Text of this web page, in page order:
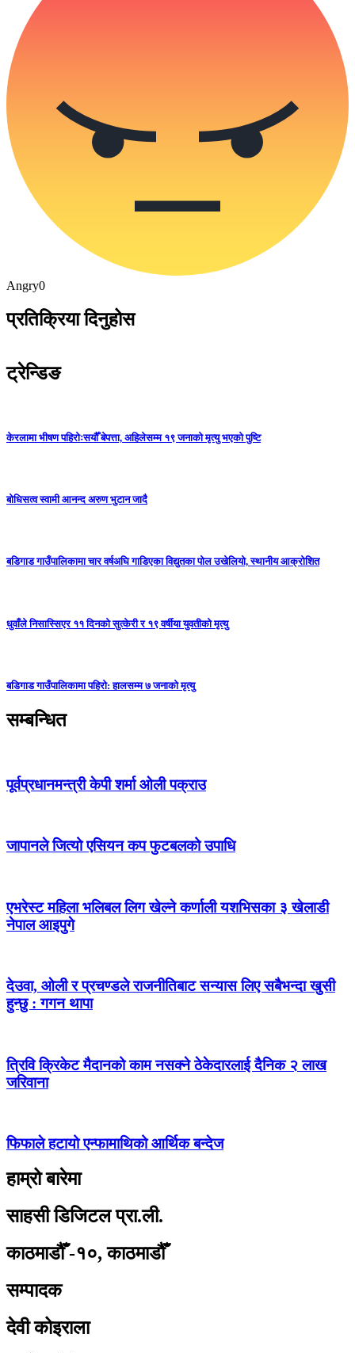
Angry0
प्रतिक्रिया दिनुहोस
ट्रेन्डिङ
केरलामा भीषण पहिरोःसयौँ बेपत्ता, अहिलेसम्म १९ जनाको मृत्यु भएको पुष्टि
बोधिसत्व स्वामी आनन्द अरुण भुटान जादै
बडिगाड गाउँपालिकामा चार वर्षअघि गाडिएका विद्युतका पोल उखेलियो, स्थानीय आक्रोशित
धुवाँले निसास्सिएर ११ दिनको सुत्केरी र १९ वर्षीया युवतीको मृत्यु
बडिगाड गाउँपालिकामा पहिरो: हालसम्म ७ जनाको मृत्यु
सम्बन्धित
पूर्वप्रधानमन्त्री केपी शर्मा ओली पक्राउ
जापानले जित्यो एसियन कप फुटबलको उपाधि
एभरेस्ट महिला भलिबल लिग खेल्ने कर्णाली यशभिसका ३ खेलाडी
नेपाल आइपुगे
देउवा, ओली र प्रचण्डले राजनीतिबाट सन्यास लिए सबैभन्दा खुसी
हुन्छु : गगन थापा
त्रिवि क्रिकेट मैदानको काम नसक्ने ठेकेदारलाई दैनिक २ लाख
जरिवाना
फिफाले हटायो एन्फामाथिको आर्थिक बन्देज
हाम्रो बारेमा
साहसी डिजिटल प्रा.ली.
काठमाडौँ -१०, काठमाडौँ
सम्पादक
देवी कोइराला